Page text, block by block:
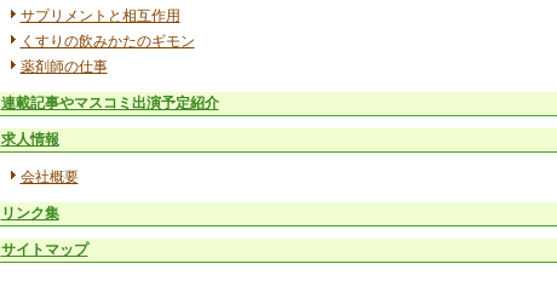
サプリメントと相互作用
くすりの飲みかたのギモン
薬剤師の仕事
連載記事やマスコミ出演予定紹介
求人情報
会社概要
リンク集
サイトマップ